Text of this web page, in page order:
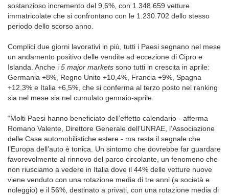
sostanzioso incremento del 9,6%, con 1.348.659 vetture
immatricolate che si confrontano con le 1.230.702 dello stesso
periodo dello scorso anno.
Complici due giorni lavorativi in più, tutti i Paesi segnano nel mese
un andamento positivo delle vendite ad eccezione di Cipro e
Islanda. Anche i 5 major markets sono tutti in crescita in aprile:
Germania +8%, Regno Unito +10,4%, Francia +9%, Spagna
+12,3% e Italia +6,5%, che si conferma al terzo posto nel ranking
sia nel mese sia nel cumulato gennaio-aprile.
“Molti Paesi hanno beneficiato dell’effetto calendario - afferma
Romano Valente, Direttore Generale dell’UNRAE, l’Associazione
delle Case automobilistiche estere - ma resta il segnale che
l’Europa dell’auto è tonica. Un sintomo che dovrebbe far guardare
favorevolmente al rinnovo del parco circolante, un fenomeno che
non riusciamo a vedere in Italia dove il 44% delle vetture nuove
viene venduto con una rotazione media di tre anni (a società e
noleggio) e il 56%, destinato a privati, con una rotazione media di